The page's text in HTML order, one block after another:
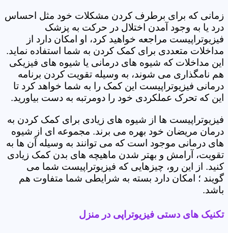
زمانی که برای برطرف کردن مشکلات خود مثل احساس
درد یا به وجود آمدن اختلال در حرکت به پزشک
فیزیوتراپیست مراجعه خواهید کرد، او امکان دارد از
مداخلات متعددی برای کمک کردن به شما استفاده نماید.
این مداخلات که شیوه های درمانی یا شیوه های فیزیکی
هم نامگذاری می شوند، به وسیله تقویت کردن برنامه
درمانی فیزیوتراپیست این کمک را به شما خواهد کرد تا
این که تحرک عملکردی خود را دومرتبه به دست بیاورید.
فیزیوتراپیست ها از شیوه های زیادی برای کمک کردن به
درمان مریضان خود بهره می برند. مجموعه ای از شیوه
های درمانی موجود است که می توانند به وسیله آن ها به
تقویت، آرامش و بهتر شدن ماهیچه های بدن کمک زیادی
کنید. از این رو، چیزهایی که فیزیوتراپیست شما می
گویند ؛ امکان دارد بسته به شرایطی شما متفاوت هم
باشد.
تکنیک های دستی فیزیوتراپی در منزل